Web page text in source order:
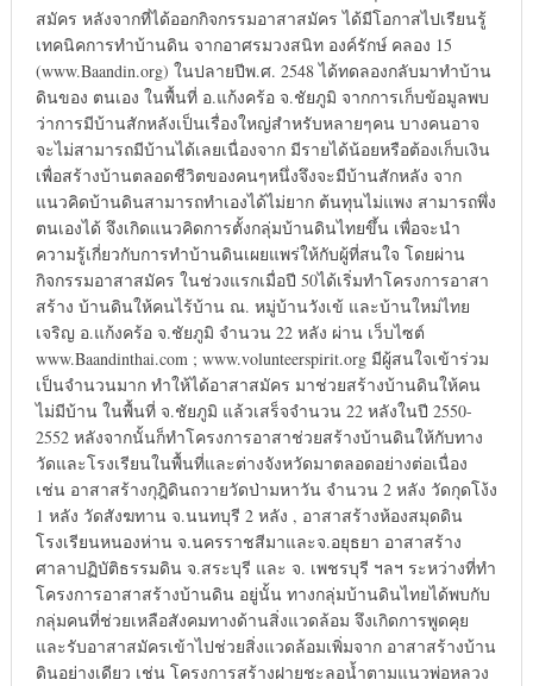
สมัคร หลังจากที่ได้ออกกิจกรรมอาสาสมัคร ได้มีโอกาสไปเรียนรู้
เทคนิคการทำบ้านดิน จากอาศรมวงสนิท องค์รักษ์ คลอง 15
(www.Baandin.org) ในปลายปีพ.ศ. 2548 ได้ทดลองกลับมาทำบ้าน
ดินของ ตนเอง ในพื้นที่ อ.แก้งคร้อ จ.ชัยภูมิ จากการเก็บข้อมูลพบ
ว่าการมีบ้านสักหลังเป็นเรื่องใหญ่สำหรับหลายๆคน บางคนอาจ
จะไม่สามารถมีบ้านได้เลยเนื่องจาก มีรายได้น้อยหรือต้องเก็บเงิน
เพื่อสร้างบ้านตลอดชีวิตของคนๆหนึ่งจึงจะมีบ้านสักหลัง จาก
แนวคิดบ้านดินสามารถทำเองได้ไม่ยาก ต้นทุนไม่แพง สามารถพึ่ง
ตนเองได้ จึงเกิดแนวคิดการตั้งกลุ่มบ้านดินไทยขึ้น เพื่อจะนำ
ความรู้เกี่ยวกับการทำบ้านดินเผยแพร่ให้กับผู้ที่สนใจ โดยผ่าน
กิจกรรมอาสาสมัคร ในช่วงแรกเมื่อปี 50ได้เริ่มทำโครงการอาสา
สร้าง บ้านดินให้คนไร้บ้าน ณ. หมู่บ้านวังเข้ และบ้านใหม่ไทย
เจริญ อ.แก้งคร้อ จ.ชัยภูมิ จำนวน 22 หลัง ผ่าน เว็บไซต์
www.Baandinthai.com ; www.volunteerspirit.org มีผู้สนใจเข้าร่วม
เป็นจำนวนมาก ทำให้ได้อาสาสมัคร มาช่วยสร้างบ้านดินให้คน
ไม่มีบ้าน ในพื้นที่ จ.ชัยภูมิ แล้วเสร็จจำนวน 22 หลังในปี 2550-
2552 หลังจากนั้นก็ทำโครงการอาสาช่วยสร้างบ้านดินให้กับทาง
วัดและโรงเรียนในพื้นที่และต่างจังหวัดมาตลอดอย่างต่อเนื่อง
เช่น อาสาสร้างกุฎิดินถวายวัดป่ามหาวัน จำนวน 2 หลัง วัดกุดโง้ง
1 หลัง วัดสังฆทาน จ.นนทบุรี 2 หลัง , อาสาสร้างห้องสมุดดิน
โรงเรียนหนองห่าน จ.นครราชสีมาและจ.อยุธยา อาสาสร้าง
ศาลาปฏิบัติธรรมดิน จ.สระบุรี และ จ. เพชรบุรี ฯลฯ ระหว่างที่ทำ
โครงการอาสาสร้างบ้านดิน อยู่นั้น ทางกลุ่มบ้านดินไทยได้พบกับ
กลุ่มคนที่ช่วยเหลือสังคมทางด้านสิ่งแวดล้อม จึงเกิดการพูดคุย
และรับอาสาสมัครเข้าไปช่วยสิ่งแวดล้อมเพิ่มจาก อาสาสร้างบ้าน
ดินอย่างเดียว เช่น โครงการสร้างฝายชะลอน้ำตามแนวพ่อหลวง